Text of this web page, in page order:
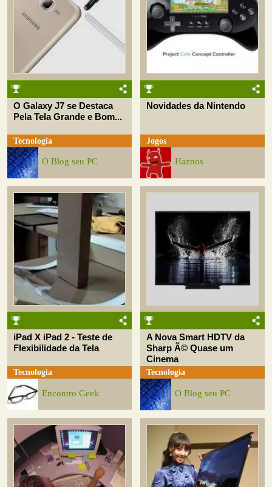
O Galaxy J7 se Destaca
Pela Tela Grande e Bom...
Tecnologia
O Blog seu PC
Novidades da Nintendo
Jogos
Haznos
iPad X iPad 2 - Teste de
Flexibilidade da Tela
Tecnologia
Encontro Geek
A Nova Smart HDTV da
Sharp Ã© Quase um
Cinema
Tecnologia
O Blog seu PC